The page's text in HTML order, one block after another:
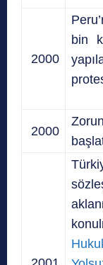
2000
bin
2000